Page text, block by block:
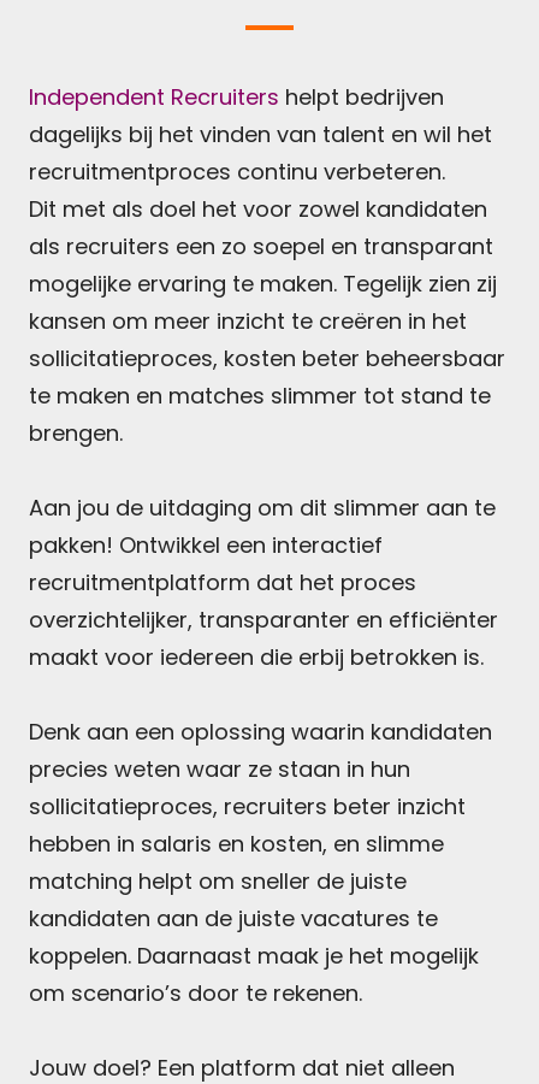
Independent Recruiters helpt bedrijven
dagelijks bij het vinden van talent en wil het
recruitmentproces continu verbeteren.
Dit met als doel het voor zowel kandidaten
als recruiters een zo soepel en transparant
mogelijke ervaring te maken. Tegelijk zien zij
kansen om meer inzicht te creëren in het
sollicitatieproces, kosten beter beheersbaar
te maken en matches slimmer tot stand te
brengen.
Aan jou de uitdaging om dit slimmer aan te
pakken! Ontwikkel een interactief
recruitmentplatform dat het proces
overzichtelijker, transparanter en efficiënter
maakt voor iedereen die erbij betrokken is.
Denk aan een oplossing waarin kandidaten
precies weten waar ze staan in hun
sollicitatieproces, recruiters beter inzicht
hebben in salaris en kosten, en slimme
matching helpt om sneller de juiste
kandidaten aan de juiste vacatures te
koppelen. Daarnaast maak je het mogelijk
om scenario’s door te rekenen.
Jouw doel? Een platform dat niet alleen